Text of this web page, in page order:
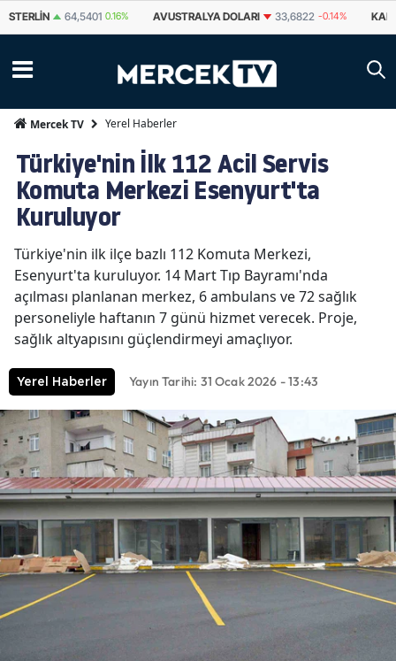
AVUSTRALYA DOLARI 33,6822 -0.14% KANADA DOLARI 34,2349 0.05%
Mercek TV Yerel Haberler
Türkiye'nin İlk 112 Acil Servis
Komuta Merkezi Esenyurt'ta
Kuruluyor
Türkiye'nin ilk ilçe bazlı 112 Komuta Merkezi,
Esenyurt'ta kuruluyor. 14 Mart Tıp Bayramı'nda
açılması planlanan merkez, 6 ambulans ve 72 sağlık
personeliyle haftanın 7 günü hizmet verecek. Proje,
sağlık altyapısını güçlendirmeyi amaçlıyor.
Yerel Haberler Yayın Tarihi: 31 Ocak 2026 - 13:43